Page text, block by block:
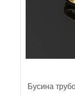
Бусина